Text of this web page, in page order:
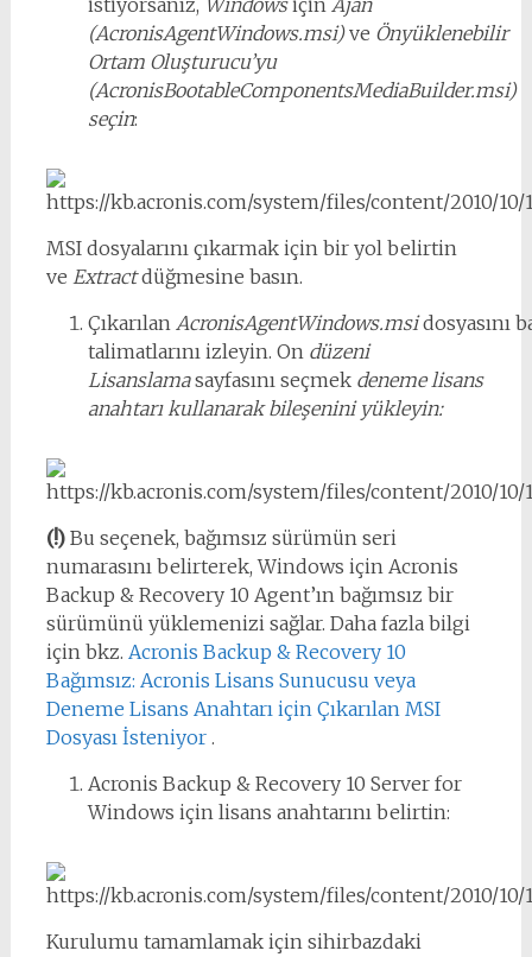
istiyorsanız, Windowsiçin Ajan
(AcronisAgentWindows.msi)ve Önyüklenebilir
Ortam Oluşturucu’yu
(AcronisBootableComponentsMediaBuilder.msi)
seçin:
MSI dosyalarını çıkarmak için bir yol belirtin
ve Extractdüğmesine basın.
Çıkarılan AcronisAgentWindows.msidosyasını
talimatlarını izleyin. On düzeni
Lisanslamasayfasını seçmek deneme lisans
anahtarı kullanarak bileşenini yükleyin:
(!)Bu seçenek, bağımsız sürümün seri
numarasını belirterek, Windows için Acronis
Backup & Recovery 10 Agent’ın bağımsız bir
sürümünü yüklemenizi sağlar. Daha fazla bilgi
için bkz. Acronis Backup & Recovery 10
Bağımsız: Acronis Lisans Sunucusu veya
Deneme Lisans Anahtarı için Çıkarılan MSI
Dosyası İsteniyor.
Acronis Backup & Recovery 10 Server for
Windows için lisans anahtarını belirtin:
Kurulumu tamamlamak için sihirbazdaki